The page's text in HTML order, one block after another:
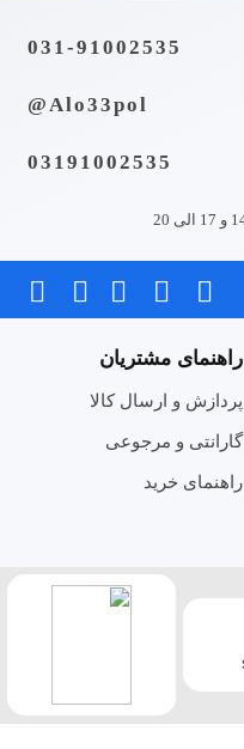
031-91002535
Alo33pol@
03191002535
راهنمای مشتریان
پردازش و ارسال کالا
گارانتی و مرجوعی
راهنمای خرید